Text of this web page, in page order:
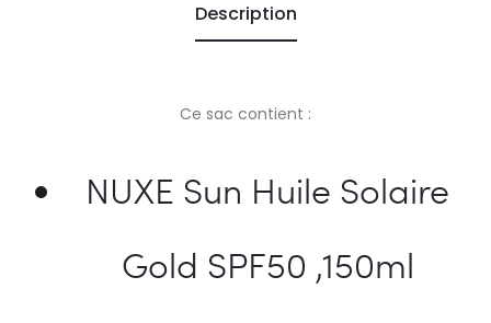
Description
Ce sac contient :
NUXE Sun Huile Solaire
Gold SPF50 ,150ml